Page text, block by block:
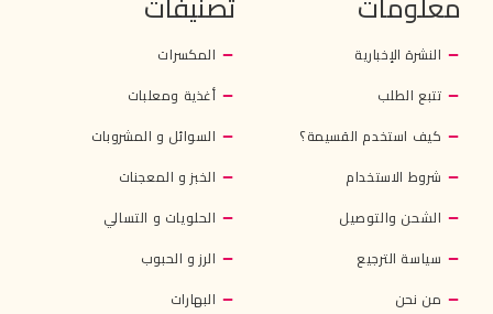
النشرة الإخبارية
تتبع الطلب
كيف استخدم القسيمة؟
شروط الاستخدام
الشحن والتوصيل
سياسة الترجيع
من نحن
المكسرات
أغذية ومعلبات
السوائل و المشروبات
الخبز و المعجنات
الحلويات و التسالي
الرز و الحبوب
البهارات